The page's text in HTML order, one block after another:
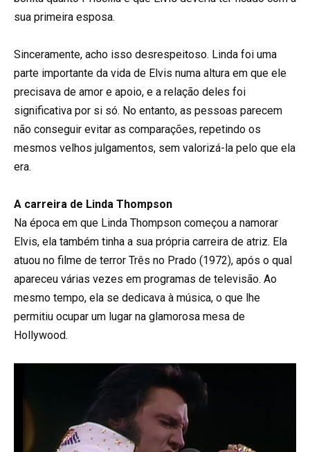
sua primeira esposa.
Sinceramente, acho isso desrespeitoso. Linda foi uma
parte importante da vida de Elvis numa altura em que ele
precisava de amor e apoio, e a relação deles foi
significativa por si só. No entanto, as pessoas parecem
não conseguir evitar as comparações, repetindo os
mesmos velhos julgamentos, sem valorizá-la pelo que ela
era.
A carreira de Linda Thompson
Na época em que Linda Thompson começou a namorar
Elvis, ela também tinha a sua própria carreira de atriz. Ela
atuou no filme de terror Três no Prado (1972), após o qual
apareceu várias vezes em programas de televisão. Ao
mesmo tempo, ela se dedicava à música, o que lhe
permitiu ocupar um lugar na glamorosa mesa de
Hollywood.